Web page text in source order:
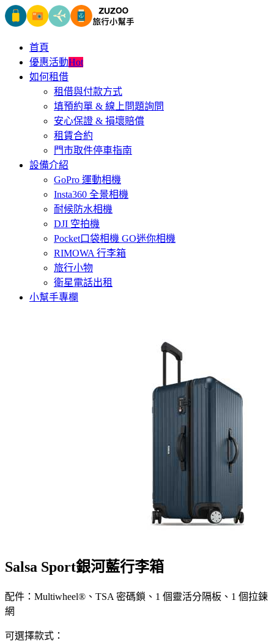
首頁
優惠活動Hot
如何租借
租借與付款方式
填預約單 & 線上問題詢問
安心保證 & 損壞賠償
租賃合約
門市取件停車指南
設備介紹
GoPro 運動相機
Insta360 全景相機
耐候防水相機
DJI 空拍機
Pocket口袋相機 GO迷你相機
RIMOWA 行李箱
旅行小物
衛星電話出租
小幫手專欄
Salsa Sport銀河藍行李箱
配件：Multiwheel®、TSA 密碼鎖、1 個靈活分隔板、1 個拉鍊
網
可選擇款式：